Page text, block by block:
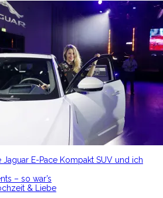
E-Pace Kompakt SUV und ich
– so war’s
& Liebe